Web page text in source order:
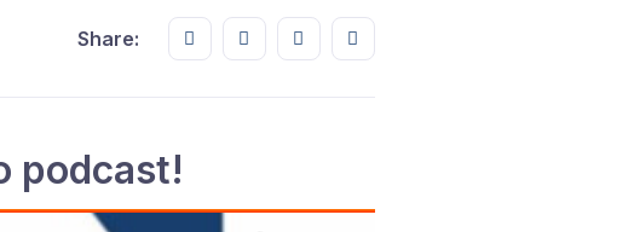
Share: Share this on FaceBook
Share this on Twitter
Share this on GMail
Share this on EMail
podcast!